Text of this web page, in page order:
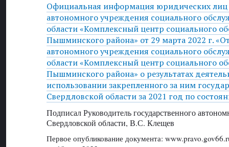
Официальная информация юридических лиц
автономного учреждения социального
области «Комплексный центр социального
Пышминского района» от 29 марта 2022 г.
автономного учреждения социального
области «Комплексный центр социального
Пышминского района» о результатах
использовании закрепленного за ним
Свердловской области за 2021 год по
Подписал Руководитель государственного
Свердловской области, В.С. Клещев
Первое опубликование документа: